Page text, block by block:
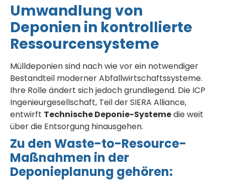
Umwandlung von
Deponien in kontrollierte
Ressourcensysteme
Mülldeponien sind nach wie vor ein notwendiger
Bestandteil moderner Abfallwirtschaftssysteme.
Ihre Rolle ändert sich jedoch grundlegend. Die ICP
Ingenieurgesellschaft, Teil der SIERA Alliance,
entwirft Technische Deponie-Systemedie weit
über die Entsorgung hinausgehen.
Zu den Waste-to-Resource-
Maßnahmen in der
Deponieplanung gehören: